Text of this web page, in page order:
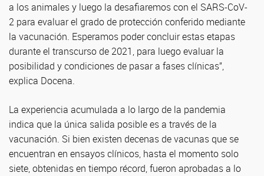
a los animales y luego la desafiaremos con el SARS-CoV-
2 para evaluar el grado de protección conferido mediante
la vacunación. Esperamos poder concluir estas etapas
durante el transcurso de 2021, para luego evaluar la
posibilidad y condiciones de pasar a fases clínicas”,
explica Docena.
La experiencia acumulada a lo largo de la pandemia
indica que la única salida posible es a través de la
vacunación. Si bien existen decenas de vacunas que se
encuentran en ensayos clínicos, hasta el momento solo
siete, obtenidas en tiempo récord, fueron aprobadas a lo